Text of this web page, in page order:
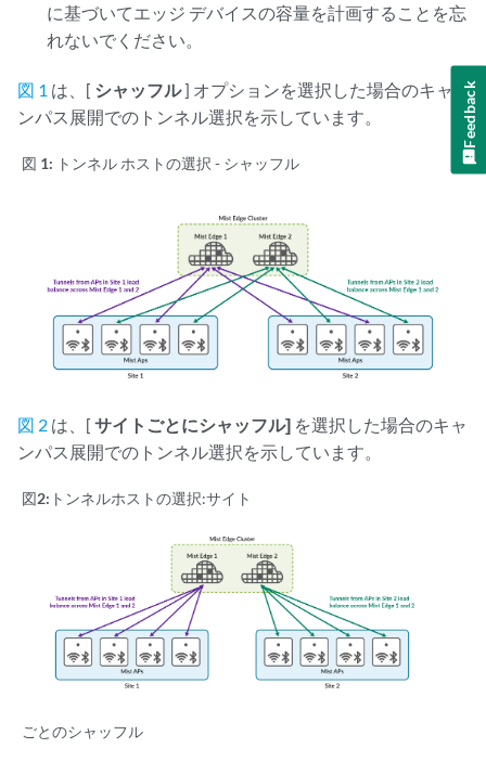
に基づいてエッジ デバイスの容量を計画することを忘
れないでください。
図 1 は、[ シャッフル] オプションを選択した場合のキャ
ンパス展開でのトンネル選択を示しています。
図 1: トンネル ホストの選択 - シャッフル
図 2 は、[ サイトごとにシャッフル] を選択した場合のキャ
ンパス展開でのトンネル選択を示しています。
図2: トンネルホストの選択:サイト
ごとのシャッフル
Feedback